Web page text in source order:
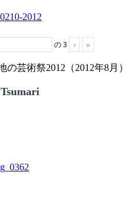
の3 › »
の芸術祭2012（2012年8月）